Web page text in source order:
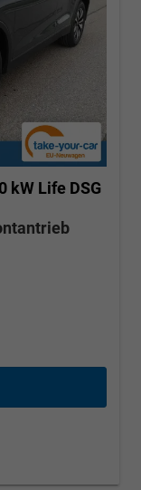
kW Life DSG